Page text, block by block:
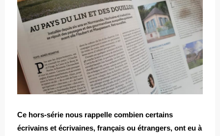
Ce hors-série nous rappelle combien certains
écrivains et écrivaines, français ou étrangers, ont eu à